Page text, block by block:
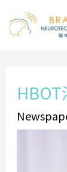
to
navigation